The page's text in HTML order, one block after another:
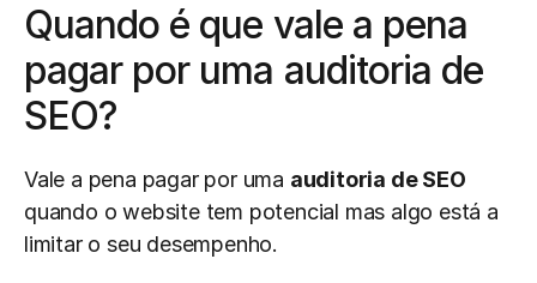
Quando é que vale a pena
pagar por uma auditoria de
SEO?
Vale a pena pagar por uma auditoria de SEO
quando o website tem potencial mas algo está a
limitar o seu desempenho.